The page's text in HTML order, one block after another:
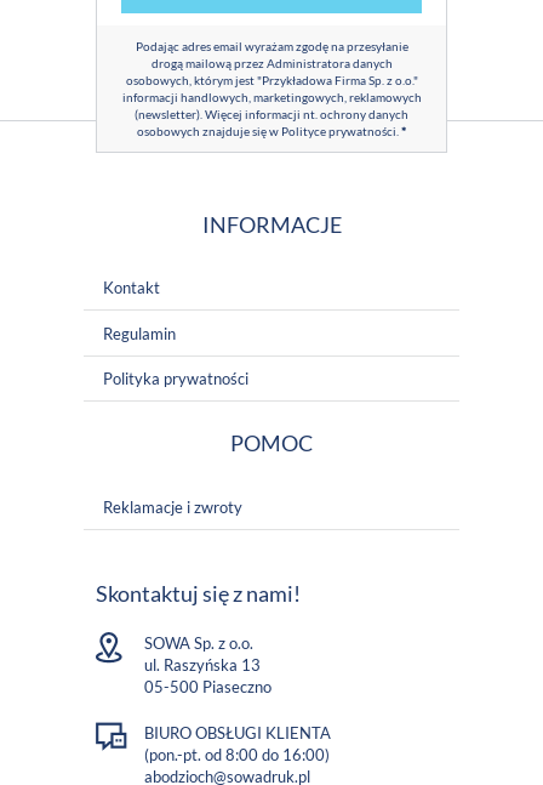
Podając adres email wyrażam zgodę na przesyłanie
drogą mailową przez Administratora danych
osobowych, którym jest "Przykładowa Firma Sp. z o.o."
informacji handlowych, marketingowych, reklamowych
(newsletter). Więcej informacji nt. ochrony danych
osobowych znajduje się w Polityce prywatności *
INFORMACJE
Kontakt
Regulamin
Polityka prywatności
POMOC
Reklamacje i zwroty
Skontaktuj się z nami!
SOWA Sp. z o.o.
ul. Raszyńska 13
05-500 Piaseczno
BIURO OBSŁUGI KLIENTA
(pon.-pt. od 8:00 do 16:00)
abodzioch@sowadruk.pl